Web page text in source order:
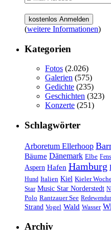
(weitere Informationen)
Kategorien
Fotos (2.026)
Galerien (575)
Gedichte (235)
Geschichten (323)
Konzerte (251)
Schlagwörter
Arboretum Ellerhoop
Bäume Dänemark Elbe
Aspern Hafen Hamburg
Hund Italien Kiel Kieler
Star Music Star Norderstedt
Polo Rantzauer See
Strand Vogel Wald Wasser
Archiv